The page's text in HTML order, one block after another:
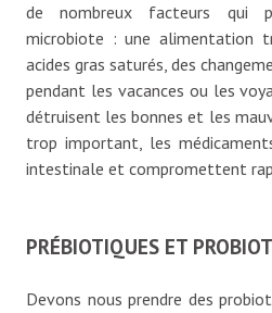
de nombreux facteurs qui
microbiote : une alimentation
acides gras saturés, des
pendant les vacances ou les
détruisent les bonnes et les
trop important, les
intestinale et compromettent
PRÉBIOTIQUES ET
Devons nous prendre des